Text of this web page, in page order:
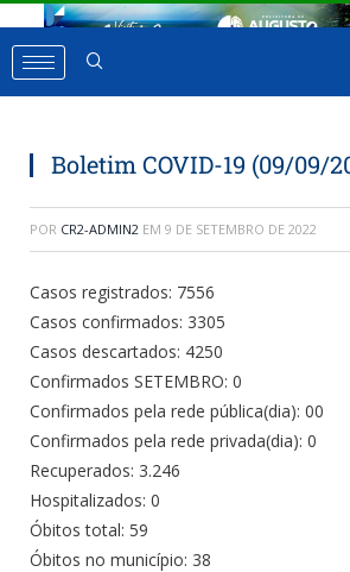
Boletim COVID-19 (09/09/
POR CR2-ADMIN2 EM 9 DE SETEMBRO DE 2022
Casos registrados: 7556
Casos confirmados: 3305
Casos descartados: 4250
Confirmados SETEMBRO: 0
Confirmados pela rede pública(dia): 00
Confirmados pela rede privada(dia): 0
Recuperados: 3.246
Hospitalizados: 0
Óbitos total: 59
Óbitos no município: 38